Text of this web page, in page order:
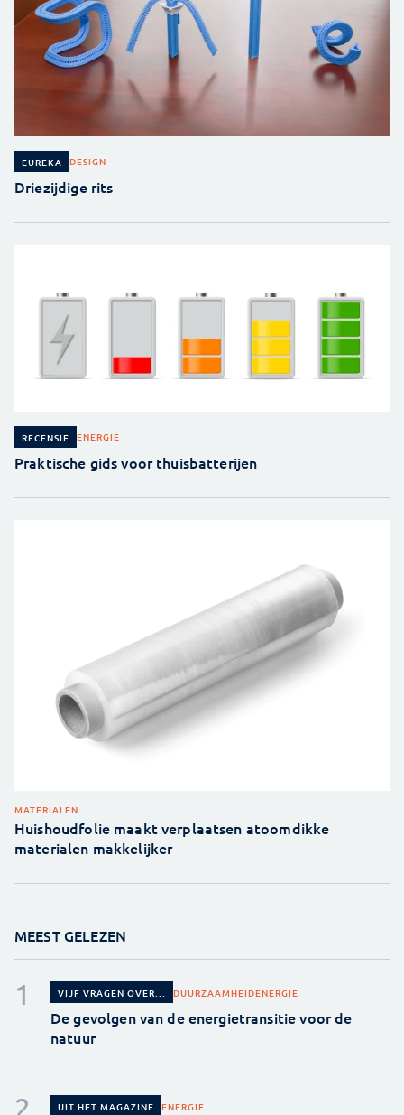
EUREKA DESIGN
Driezijdige rits
RECENSIE ENERGIE
Praktische gids voor thuisbatterijen
MATERIALEN
Huishoudfolie maakt verplaatsen atoomdikke
materialen makkelijker
MEEST GELEZEN
VIJF VRAGEN OVER... DUURZAAMHEIDENERGIE
De gevolgen van de energietransitie voor de
natuur
UIT HET MAGAZINE ENERGIE